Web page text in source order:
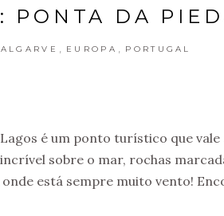
PONTA DA
ALGARVE EUROPA PORTUGAL
é um ponto turístico que vale
sobre o mar, rochas
está sempre muito vento!